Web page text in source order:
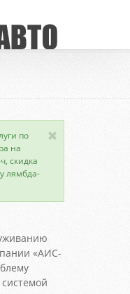
по
на
скидка
лямбда-
«АИС-